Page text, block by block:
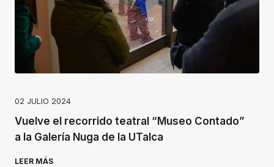
02 JULIO 2024
Vuelve el recorrido teatral “Museo Contado”
a la Galería Nuga de la UTalca
LEER MÁS